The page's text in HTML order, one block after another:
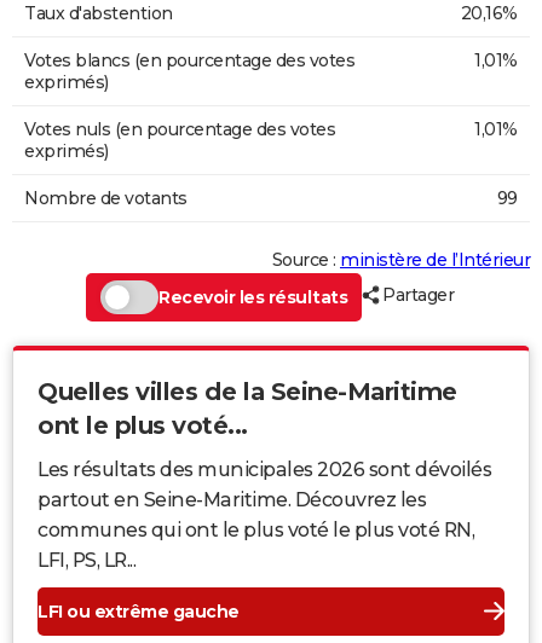
Taux d'abstention 20,16%
Votes blancs (en pourcentage des votes
exprimés)
1,01%
Votes nuls (en pourcentage des votes
exprimés)
1,01%
Nombre de votants 99
Source : ministère de l’Intérieur
Recevoir les résultats
Partager
Quelles villes de la Seine-Maritime
ont le plus voté...
Les résultats des municipales 2026 sont dévoilés
partout en Seine-Maritime. Découvrez les
communes qui ont le plus voté le plus voté RN,
LFI, PS, LR...
LFI ou extrême gauche